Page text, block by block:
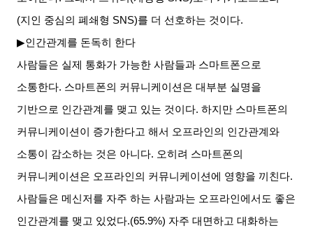
(지인 중심의 폐쇄형 SNS)를 더 선호하는 것이다.
▶인간관계를 돈독히 한다
사람들은 실제 통화가 가능한 사람들과 스마트폰으로
소통한다. 스마트폰의 커뮤니케이션은 대부분 실명을
기반으로 인간관계를 맺고 있는 것이다.하지만 스마트폰의
커뮤니케이션이 증가한다고 해서 오프라인의 인간관계와
소통이 감소하는 것은 아니다. 오히려 스마트폰의
커뮤니케이션은 오프라인의 커뮤니케이션에 영향을 끼친다.
사람들은 메신저를 자주 하는 사람과는 오프라인에서도 좋은
인간관계를 맺고 있었다.(65.9%) 자주 대면하고 대화하는